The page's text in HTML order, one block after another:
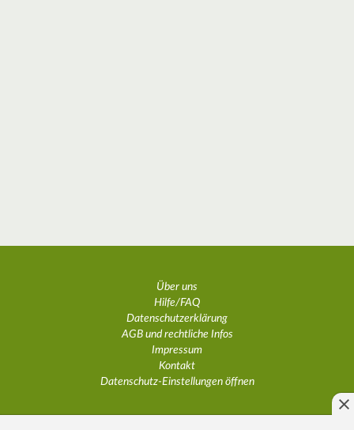
Über uns
Hilfe/FAQ
Datenschutzerklärung
AGB und rechtliche Infos
Impressum
Kontakt
Datenschutz-Einstellungen öffnen